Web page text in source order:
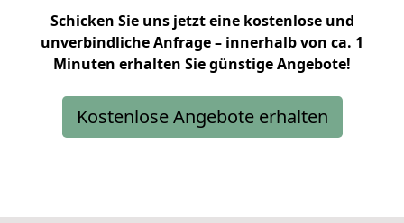
Schicken Sie uns jetzt eine kostenlose und
unverbindliche Anfrage – innerhalb von ca. 1
Minuten erhalten Sie günstige Angebote!
Kostenlose Angebote erhalten